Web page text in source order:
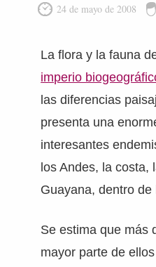
24 de mayo de 2008
La flora y la fauna
imperio
las diferencias
presenta una
interesantes
los Andes, la
Guayana, dentro
Se estima que más
mayor parte de